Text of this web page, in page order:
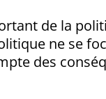
de la
ne se
des